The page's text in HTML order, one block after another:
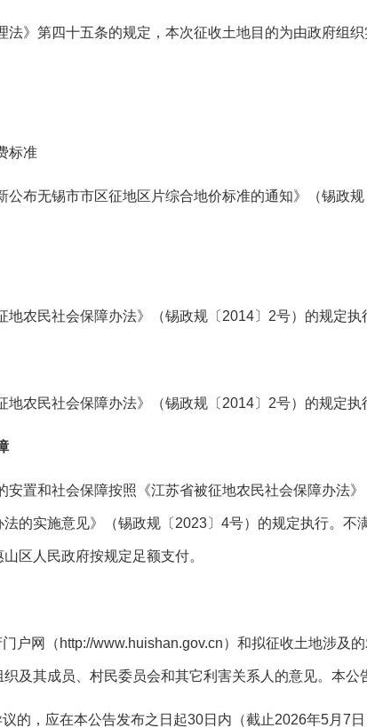
法》第四十五条的规定，本次征收土地目的为由政府组
标准
公布无锡市市区征地区片综合地价标准的通知》（锡政规
地农民社会保障办法》（锡政规〔 2014〕 2号）的规定执
地农民社会保障办法》（锡政规〔 2014〕 2号）的规定执
安置和社会保障按照《江苏省被征地农民社会保障办法》
的实施意见》（锡政规〔 2023〕 4号）的规定执行。不
区人民政府按规定足额支付。
户网（ http://www.huishan.gov.cn）和拟征收土地涉及
及其成员、村民委员会和其它利害关系人的意见。本公
议的，应在本公告发布之日起30日内（截止2026年5月7